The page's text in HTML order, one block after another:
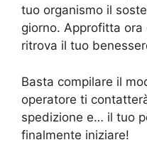
tuo organismo il
giorno. Approfitta ora
ritrova il tuo
Basta compilare il
operatore ti
spedizione e… il tuo
finalmente iniziare!